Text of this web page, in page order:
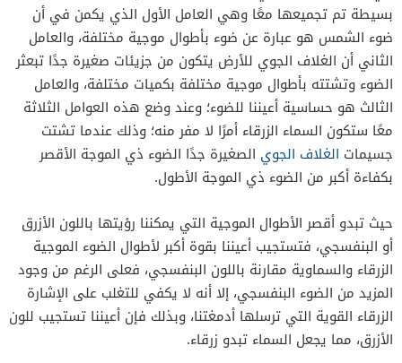
بسيطة تم تجميعها معًا وهي العامل الأول الذي يكمن في أن
ضوء الشمس هو عبارة عن ضوء بأطوال موجية مختلفة، والعامل
الثاني أن الغلاف الجوي للأرض يتكون من جزيئات صغيرة جدًا تبعثر
الضوء وتشتته بأطوال موجية مختلفة بكميات مختلفة، والعامل
الثالث هو حساسية أعيننا للضوء؛ وعند وضع هذه العوامل الثلاثة
معًا ستكون السماء الزرقاء أمرًا لا مفر منه؛ وذلك عندما تشتت
جسيمات الغلاف الجوي الصغيرة جدًا الضوء ذي الموجة الأقصر
بكفاءة أكبر من الضوء ذي الموجة الأطول.
حيث تبدو أقصر الأطوال الموجية التي يمكننا رؤيتها باللون الأزرق
أو البنفسجي، فتستجيب أعيننا بقوة أكبر لأطوال الضوء الموجية
الزرقاء والسماوية مقارنة باللون البنفسجي، فعلى الرغم من وجود
المزيد من الضوء البنفسجي، إلا أنه لا يكفي للتغلب على الإشارة
الزرقاء القوية التي ترسلها أدمغتنا، وبذلك فإن أعيننا تستجيب للون
الأزرق، مما يجعل السماء تبدو زرقاء.